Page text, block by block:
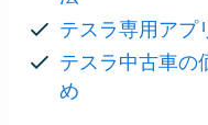
テスラ専用アプ
テスラ中古車の
め